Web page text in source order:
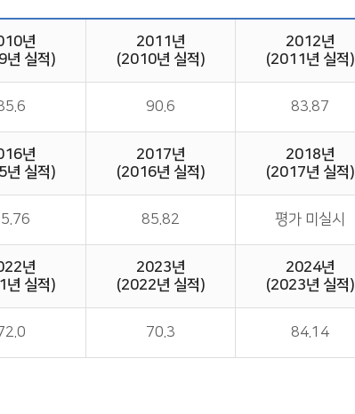
년
년 실적)
2011년
(2010년 실적)
2012년
(2011년 실적)
90.6 83.87
년
년 실적)
2017년
(2016년 실적)
2018년
(2017년 실적)
85.82 평가 미실시
년
년 실적)
2023년
(2022년 실적)
2024년
(2023년 실적)
70.3 84.14